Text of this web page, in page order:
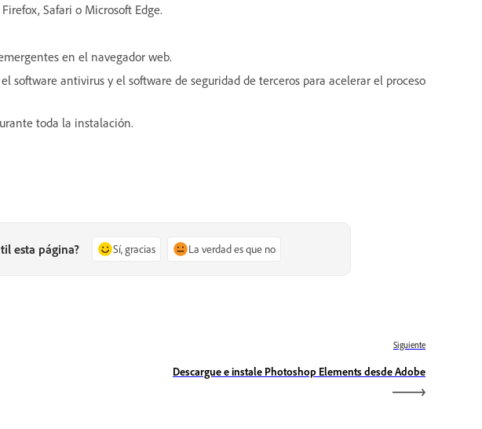
Safari o Microsoft Edge.
en el navegador web.
software antivirus y el software de seguridad de terceros para acelerar el proceso
toda la instalación.
esta página? Sí, gracias La verdad es que no
Siguiente
Descargue e instale Photoshop Elements desde Adobe